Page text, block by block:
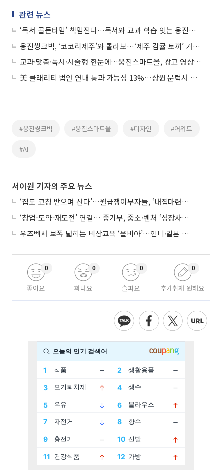
관련 뉴스
‘독서 골든타임’ 책임진다…독서와 교과 학습 잇는 웅진스마트올
웅진씽크빅, ‘코코리제주’와 콜라보…‘제주 감귤 토끼’ 거품비누 출시
교과·맞춤·독서·서술형 한눈에…웅진스마트올, 광고 영상 공개
美 클래리티 법안 연내 통과 가능성 13%…상원 문턱서 제동
#웅진씽크빅 #웅진스마트올 #디자인 #어워드
#AI
서이원 기자의 주요 뉴스
‘집도 코칭 받으며 산다’…월급쟁이부자들, ‘내집마련’ 신청 증가세
‘창업-도약-재도전’ 연결… 중기부, 중소·벤처 ‘성장사다리’ 짓는다
우즈벡서 보폭 넓히는 비상교육 ‘올비아’…인니·일본 진출 타진
좋아요
0
화나요
0
슬퍼요
0
추가취재 원해요
0